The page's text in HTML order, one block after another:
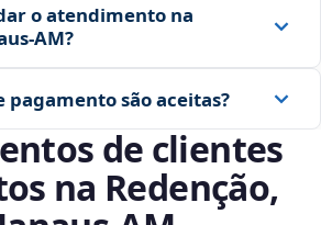
o atendimento na
pagamento são aceitas?
de clientes
na Redenção,